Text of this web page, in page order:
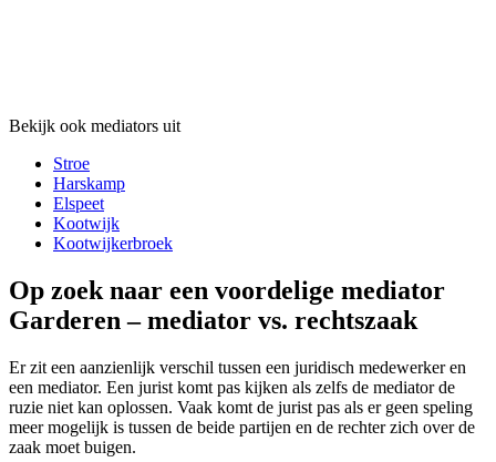
Bekijk ook mediators uit
Stroe
Harskamp
Elspeet
Kootwijk
Kootwijkerbroek
Op zoek naar een voordelige mediator
Garderen – mediator vs. rechtszaak
Er zit een aanzienlijk verschil tussen een juridisch medewerker en
een mediator. Een jurist komt pas kijken als zelfs de mediator de
ruzie niet kan oplossen. Vaak komt de jurist pas als er geen speling
meer mogelijk is tussen de beide partijen en de rechter zich over de
zaak moet buigen.